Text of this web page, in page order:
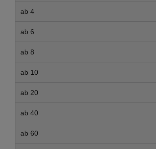
ab 4
ab 6
ab 8
ab 10
ab 20
ab 40
ab 60